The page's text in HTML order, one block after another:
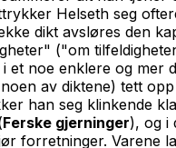
Helseth seg
dikt avsløres den
("om
et noe enklere og mer
av diktene) tett
han seg klinkende
Ferske gjerninger), og i
forretninger. Varene